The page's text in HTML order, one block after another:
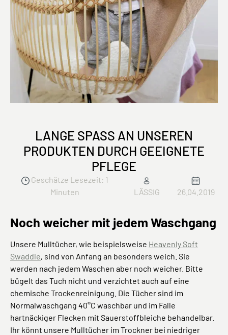
LANGE SPASS AN UNSEREN P
RODUKTEN DURCH GEEIGNETE P
FLEGE
Geschätze Lesezeit: 1
Minuten
LÄSSIG 26.04.2019
Noch weicher mit jedem Waschgang
Unsere Mulltücher, wie beispielsweise Heavenly Soft
Swaddle, sind von Anfang an besonders weich. Sie
werden nach jedem Waschen aber noch weicher. Bitte
bügelt das Tuch nicht und verzichtet auch auf eine
chemische Trockenreinigung. Die Tücher sind im
Normalwaschgang 40°C waschbar und im Falle
hartnäckiger Flecken mit Sauerstoffbleiche behandelbar.
Ihr könnt unsere Mulltücher im Trockner bei niedriger